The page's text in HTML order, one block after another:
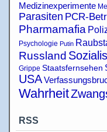
Medizinexperimente
Parasiten PCR-
Pharmamafia
Psychologie Putin
Russland
Grippe Staatsfernsehen
USA
Wahrheit
RSS